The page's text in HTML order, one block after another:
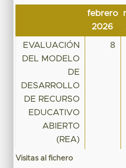
febrero
2026
EVALUACIÓN
DEL MODELO
DE
DESARROLLO
DE RECURSO
EDUCATIVO
ABIERTO
(REA)
8
Visitas al fichero